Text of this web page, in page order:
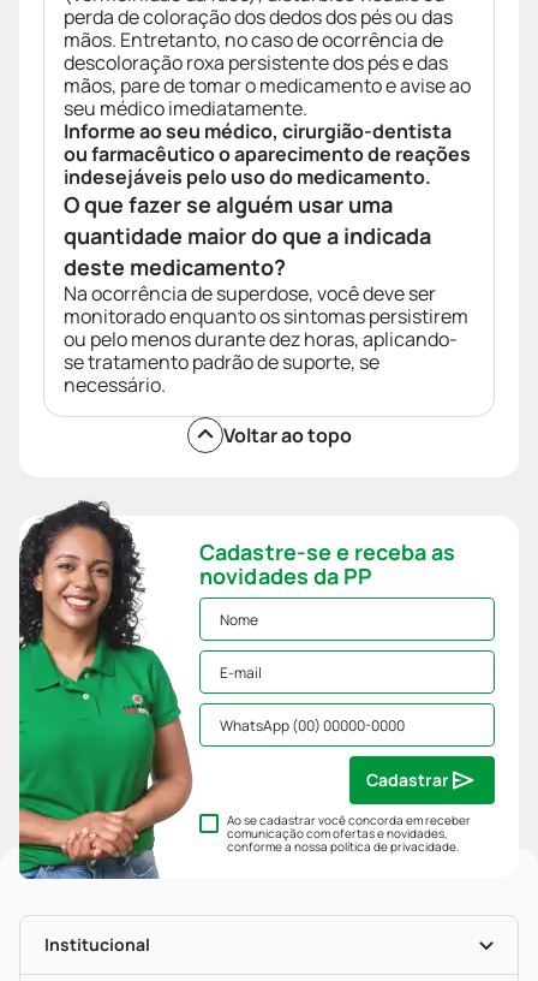
perda de coloração dos dedos dos pés ou das
mãos. Entretanto, no caso de ocorrência de
descoloração roxa persistente dos pés e das
mãos, pare de tomar o medicamento e avise ao
seu médico imediatamente.
Informe ao seu médico, cirurgião-dentista
ou farmacêutico o aparecimento de reações
indesejáveis pelo uso do medicamento.
O que fazer se alguém usar uma
quantidade maior do que a indicada
deste medicamento?
Na ocorrência de superdose, você deve ser
monitorado enquanto os sintomas persistirem
ou pelo menos durante dez horas, aplicando-
se tratamento padrão de suporte, se
necessário.
Voltar ao topo
Cadastre-se e receba as
novidades da PP
Ao se cadastrar você concorda em receber
comunicação com ofertas e novidades,
conforme a nossapolítica de privacidade.
Cadastrar
Institucional